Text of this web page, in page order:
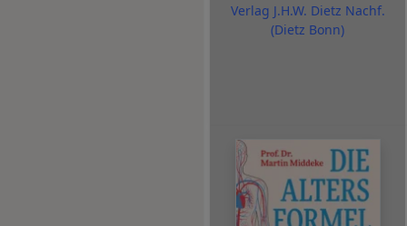
Verlag J.H.W. Dietz Nachf.
(Dietz Bonn)